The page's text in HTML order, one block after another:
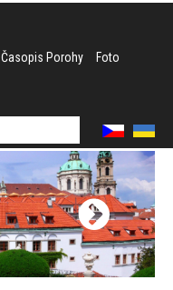
Časopis Porohy Foto